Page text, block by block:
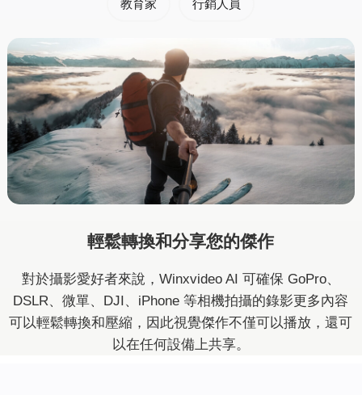
教育家 行銷人員
輕鬆轉換和分享您的傑作
對於攝影愛好者來說，Winxvideo AI 可確保 GoPro、
DSLR、微單、DJI、iPhone 等相機拍攝的錄影更多內容
可以輕鬆轉換和壓縮，因此視覺傑作不僅可以播放，還可
以在任何設備上共享。